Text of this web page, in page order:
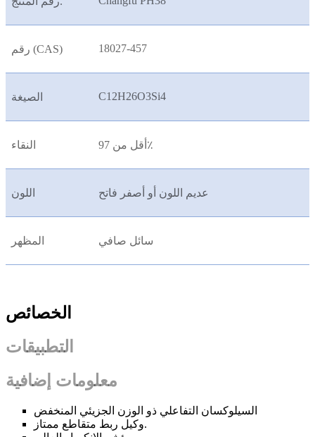
رقم (CAS) 18027-457
الصيغة C12H26O3Si4
النقاء أقل من 97٪
اللون عديم اللون أو أصفر فاتح
المظهر سائل صافي
الخصائص
التطبيقات
معلومات إضافية
السيلوكسان التفاعلي ذو الوزن الجزيئي المنخفض
وكيل ربط متقاطع ممتاز.